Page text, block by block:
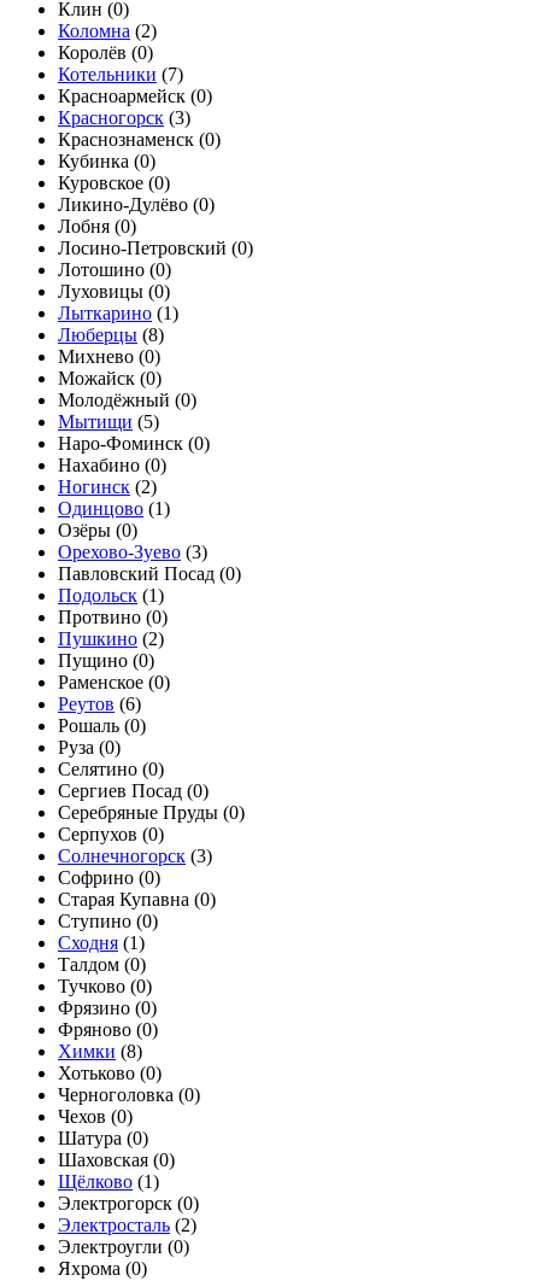
Клин (0)
Коломна (2)
Королёв (0)
Котельники (7)
Красноармейск (0)
Красногорск (3)
Краснознаменск (0)
Кубинка (0)
Куровское (0)
Ликино-Дулёво (0)
Лобня (0)
Лосино-Петровский (0)
Лотошино (0)
Луховицы (0)
Лыткарино (1)
Люберцы (8)
Михнево (0)
Можайск (0)
Молодёжный (0)
Мытищи (5)
Наро-Фоминск (0)
Нахабино (0)
Ногинск (2)
Одинцово (1)
Озёры (0)
Орехово-Зуево (3)
Павловский Посад (0)
Подольск (1)
Протвино (0)
Пушкино (2)
Пущино (0)
Раменское (0)
Реутов (6)
Рошаль (0)
Руза (0)
Селятино (0)
Сергиев Посад (0)
Серебряные Пруды (0)
Серпухов (0)
Солнечногорск (3)
Софрино (0)
Старая Купавна (0)
Ступино (0)
Сходня (1)
Талдом (0)
Тучково (0)
Фрязино (0)
Фряново (0)
Химки (8)
Хотьково (0)
Черноголовка (0)
Чехов (0)
Шатура (0)
Шаховская (0)
Щёлково (1)
Электрогорск (0)
Электросталь (2)
Электроугли (0)
Яхрома (0)